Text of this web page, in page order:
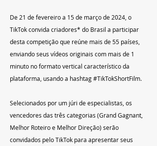
De 21 de fevereiro a 15 de março de 2024, o
TikTok convida criadores* do Brasil a participar
desta competição que reúne mais de 55 países,
enviando seus vídeos originais com mais de 1
minuto no formato vertical característico da
plataforma, usando a hashtag #TikTokShortFilm.
Selecionados por um júri de especialistas, os
vencedores das três categorias (Grand Gagnant,
Melhor Roteiro e Melhor Direção) serão
convidados pelo TikTok para apresentar seus